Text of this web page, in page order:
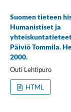
Suomen tieteen
Humanistiset ja
Päiviö Tommila.
2000.
Outi Lehtipuro
HTML